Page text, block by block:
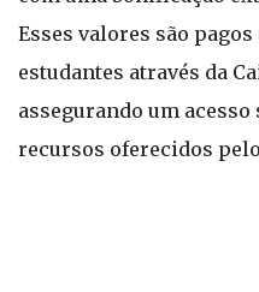
Esses valores são
estudantes através da
assegurando um
recursos oferecidos